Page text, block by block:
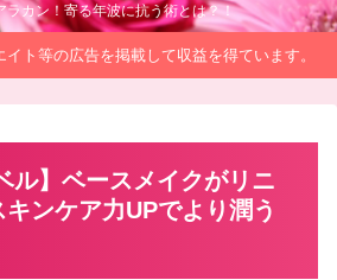
ラカン！寄る年波に抗う術とは？！
ト等の広告を掲載して収益を得ています。
ル】ベースメイクがリニ
ンケア力UPでより潤う